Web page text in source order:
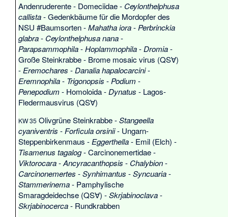
Andenruderente- Domeciidae- Ceylonthelphusa
callista-Gedenkbäume für die Mordopfer des
NSU #Baumsorten-Mahatha iora- Perbrinckia
glabra- Ceylonthelphusa nana-
Parapsammophila-Hoplammophila-Dromia-
Große Steinkrabbe- Brome mosaic virus (QS∀)
- Eremochares -Danalia hapalocarcini-
Eremnophila- Trigonopsis - Podium -
Penepodium - Homoloida-Dynatus - Lagos-
Fledermausvirus (QS∀)
KW 35 Olivgrüne Steinkrabbe-Stangeella
cyaniventris - Forficula orsinii- Ungarn-
Steppenbirkenmaus - Eggerthella- Emil (Elch) -
Tisamenus tagalog-Carcinonemertidae-
Viktorocara-Ancyracanthopsis - Chalybion-
Carcinonemertes -Synhimantus -Syncuaria-
Stammerinema- Pamphylische
Smaragdeidechse (QS∀) -Skrjabinoclava-
Skrjabinocerca- Rundkrabben